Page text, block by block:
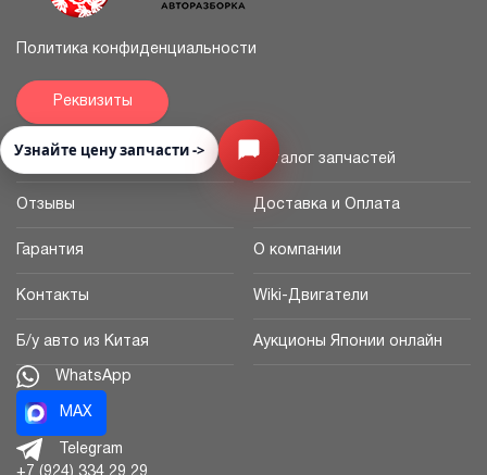
Узнайте цену запчасти -> Открыть меню
Политика конфиденциальности
Реквизиты
Главная Каталог запчастей
Отзывы Доставка и Оплата
Гарантия О компании
Контакты Wiki-Двигатели
Б/у авто из Китая Аукционы Японии онлайн
WhatsApp
MAX
Telegram